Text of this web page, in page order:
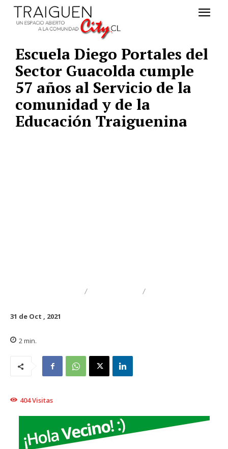
Escuela Diego Portales del
Sector Guacolda cumple
57 años al Servicio de la
comunidad y de la
Educación Traiguenina
31 de Oct , 2021
2 min.
404Visitas